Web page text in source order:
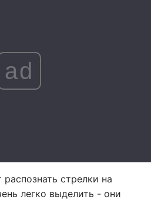
ad
стрелки на
легко выделить - они